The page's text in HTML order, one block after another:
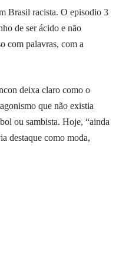
Brasil racista. O episodio 3
de ser ácido e não
com palavras, com a
deixa claro como o
que não existia
ou sambista. Hoje, “ainda
destaque como moda,